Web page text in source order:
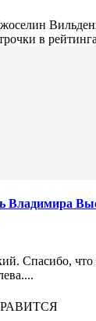
в
Владимира
Спасибо, что